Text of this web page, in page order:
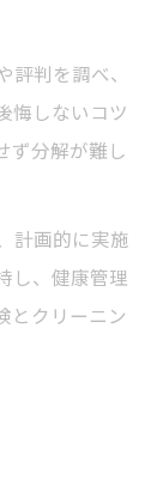
判を調べ、
悔しないコツ
ず分解が難し
計画的に実施
し、健康管理
とクリーニン